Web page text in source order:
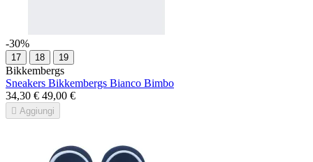
-30%
17 18 19
Bikkembergs
Sneakers Bikkembergs Bianco Bimbo
34,30 € 49,00 €
 Aggiungi